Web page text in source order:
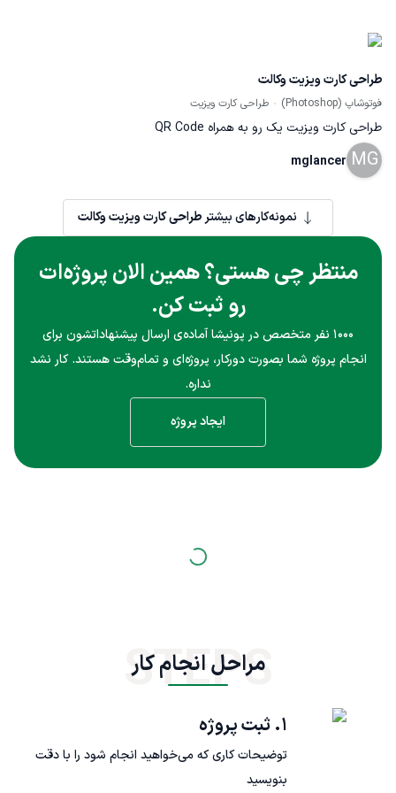
طراحی کارت ویزیت وکالت
فوتوشاپ (Photoshop) طراحی کارت ویزیت
طراحی کارت ویزیت یک رو به همراه QR Code
MG
mglancer
نمونه‌کارهای بیشتر طراحی کارت ویزیت وکالت
منتظر چی هستی؟ همین الان پروژه‌ات
رو ثبت کن.
۱۰۰۰ نفر متخصص در پونیشا آماده‌ی ارسال پیشنهاداتشون برای
انجام پروژه شما بصورت دورکار، پروژه‌ای و تمام‌وقت هستند. کار نشد
نداره.
ایجاد پروژه
مراحل انجام کار
STEPS
۱. ثبت پروژه
توضیحات کاری که می‌خواهید انجام شود را با دقت
بنویسید